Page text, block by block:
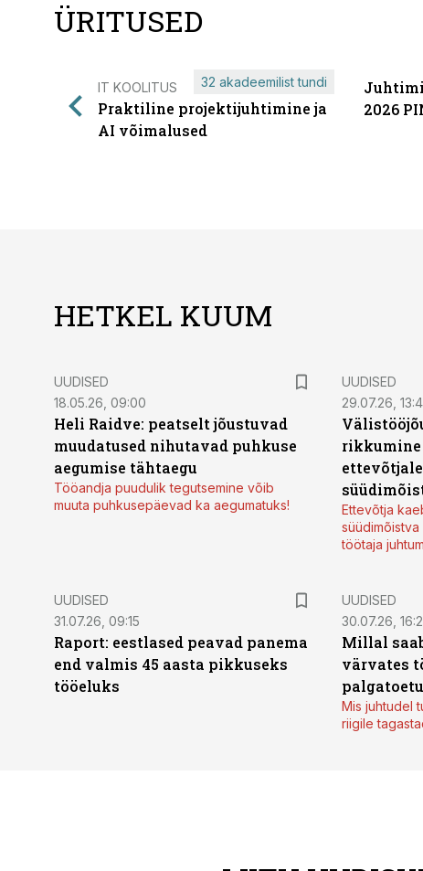
ÜRITUSED
IT KOOLITUS
Praktiline projektijuhtimine ja
AI võimalused
32 akadeemilist tundi
2026
HETKEL KUUM
UUDISED
18.05.26, 09:00
Heli Raidve: peatselt jõustuvad
muudatused nihutavad puhkuse
aegumise tähtaegu
Tööandja puudulik tegutsemine võib
muuta puhkusepäevad ka aegumatuks!
UUDISED
29.07.26,
rikkumine
Ettevõtja
töötaja
UUDISED
31.07.26, 09:15
Raport: eestlased peavad panema
end valmis 45 aasta pikkuseks
tööeluks
UUDISED
30.07.26,
Millal
värvates
Mis juhtudel
riigile